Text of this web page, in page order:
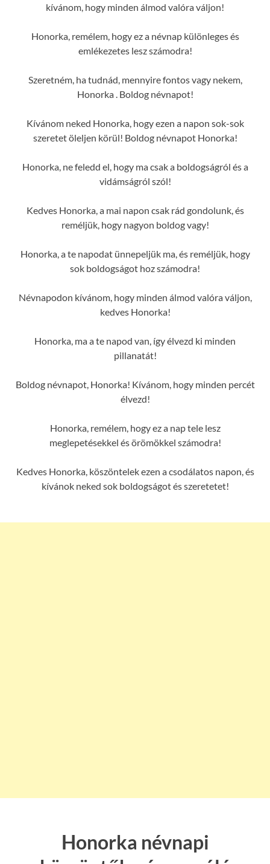
kívánom, hogy minden álmod valóra váljon!
Honorka, remélem, hogy ez a névnap különleges és
emlékezetes lesz számodra!
Szeretném, ha tudnád, mennyire fontos vagy nekem,
Honorka . Boldog névnapot!
Kívánom neked Honorka, hogy ezen a napon sok-sok
szeretet öleljen körül! Boldog névnapot Honorka!
Honorka, ne feledd el, hogy ma csak a boldogságról és a
vidámságról szól!
Kedves Honorka, a mai napon csak rád gondolunk, és
reméljük, hogy nagyon boldog vagy!
Honorka, a te napodat ünnepeljük ma, és reméljük, hogy
sok boldogságot hoz számodra!
Névnapodon kívánom, hogy minden álmod valóra váljon,
kedves Honorka!
Honorka, ma a te napod van, így élvezd ki minden
pillanatát!
Boldog névnapot, Honorka! Kívánom, hogy minden percét
élvezd!
Honorka, remélem, hogy ez a nap tele lesz
meglepetésekkel és örömökkel számodra!
Kedves Honorka, köszöntelek ezen a csodálatos napon, és
kívánok neked sok boldogságot és szeretetet!
Honorka névnapi